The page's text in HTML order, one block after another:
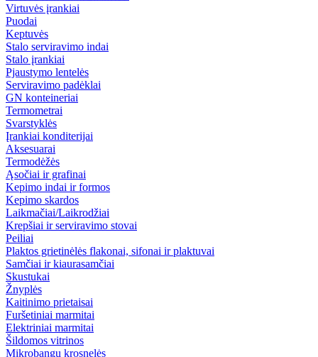
Virtuvės įrankiai
Puodai
Keptuvės
Stalo serviravimo indai
Stalo įrankiai
Pjaustymo lentelės
Serviravimo padėklai
GN konteineriai
Termometrai
Svarstyklės
Įrankiai konditerijai
Aksesuarai
Termodėžės
Ąsočiai ir grafinai
Kepimo indai ir formos
Kepimo skardos
Laikmačiai/Laikrodžiai
Krepšiai ir serviravimo stovai
Peiliai
Plaktos grietinėlės flakonai, sifonai ir plaktuvai
Samčiai ir kiaurasamčiai
Skustukai
Žnyplės
Kaitinimo prietaisai
Furšetiniai marmitai
Elektriniai marmitai
Šildomos vitrinos
Mikrobangų krosnelės